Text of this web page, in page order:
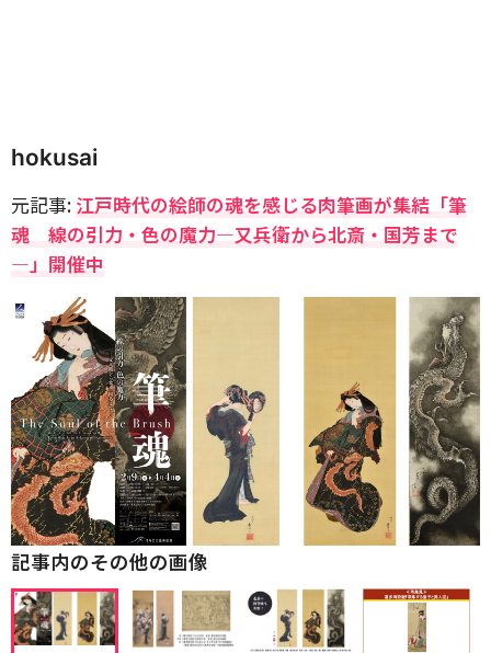
hokusai
元記事: 江戸時代の絵師の魂を感じる肉筆画が集結「筆
魂 線の引力・色の魔力―又兵衛から北斎・国芳まで
―」開催中
記事内のその他の画像